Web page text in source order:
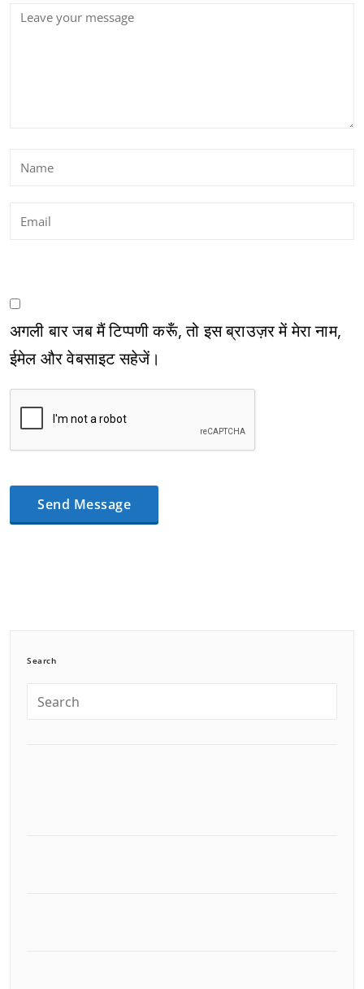
अगली बार जब मैं टिप्पणी करूँ, तो इस ब्राउज़र में मेरा नाम,
ईमेल और वेबसाइट सहेजें।
Search